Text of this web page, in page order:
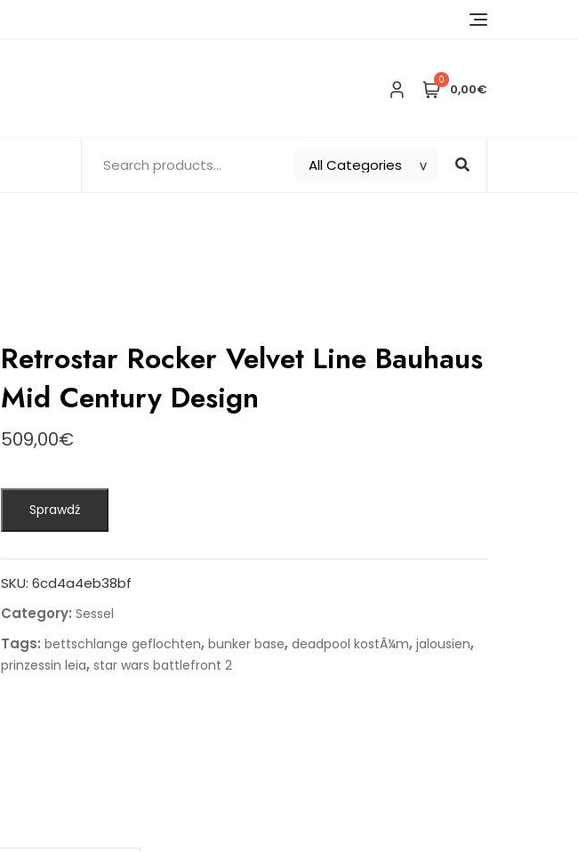
0
0,00€
Retrostar Rocker Velvet Line Bauhaus
Mid Century Design
509,00€
Sprawdź
SKU: 6cd4a4eb38bf
Category: Sessel
Tags: bettschlange geflochten, bunker base, deadpool kostÃ¼m, jalousien,
prinzessin leia, star wars battlefront 2